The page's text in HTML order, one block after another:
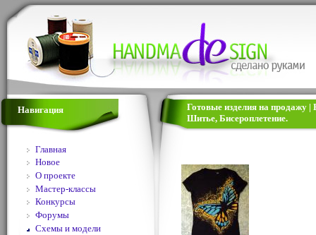
Навигация
Главная
Новое
О проекте
Мастер-классы
Конкурсы
Форумы
Схемы и модели
Готовые изделия на продажу
Шитье, Бисероплетение.